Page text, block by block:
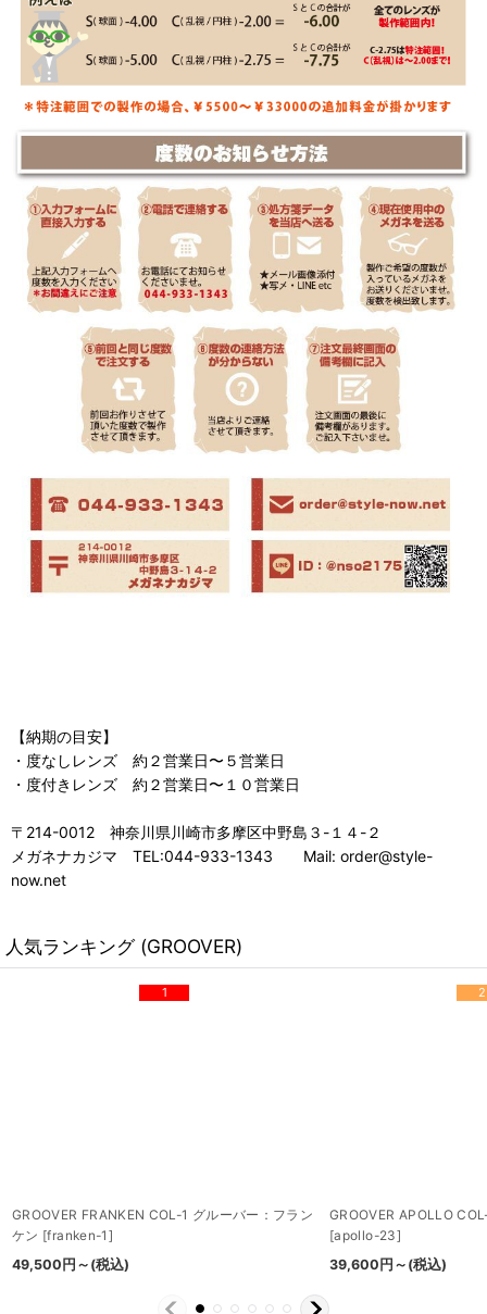
【納期の目安】
・度なしレンズ 約２営業日〜５営業日
・度付きレンズ 約２営業日〜１０営業日
〒214-0012 神奈川県川崎市多摩区中野島３-１４-２
メガネナカジマ TEL:044-933-1343 Mail: order@style-
now.net
人気ランキング (GROOVER)
1
GROOVER FRANKEN COL-1 グルーバー：フラン
ケン [franken-1 ]
49,500円 ～ (税込)
2
GROOVER APOLLO
[apollo-23]
39,600円 ～ (税込)